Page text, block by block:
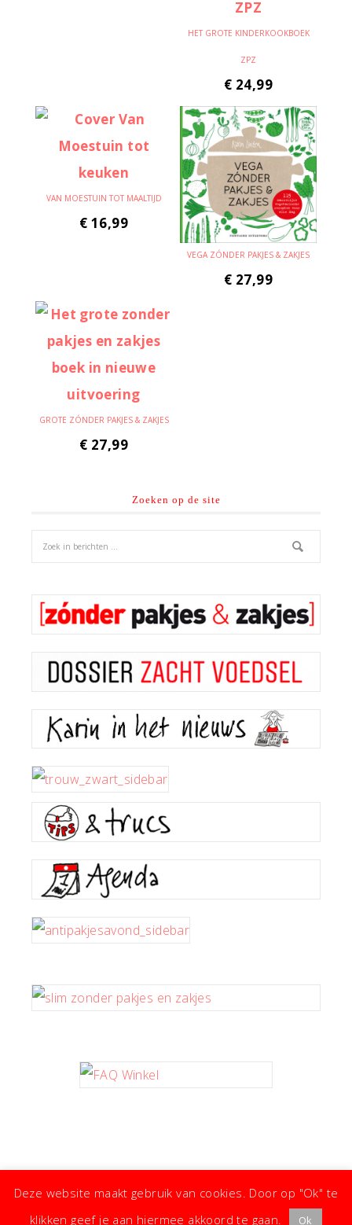
HET GROTE KINDERKOOKBOEK
ZPZ
€ 24,99
VAN MOESTUIN TOT MAALTIJD
€ 16,99
VEGA ZÓNDER PAKJES & ZAKJES
€ 27,99
GROTE ZÓNDER PAKJES & ZAKJES
€ 27,99
Zoeken op de site
Deze website maakt gebruik van cookies. Door op "Ok" te
klikken geef je aan hiermee akkoord te gaan.
Ok